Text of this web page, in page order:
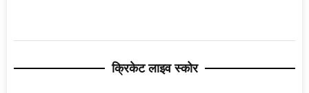
क्रिकेट लाइव स्कोर